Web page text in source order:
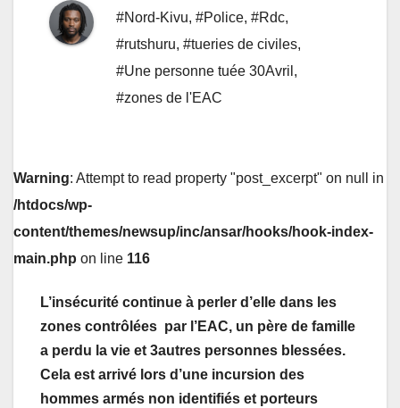
#Nord-Kivu, #Police, #Rdc,
#rutshuru, #tueries de civiles,
#Une personne tuée 30Avril ,
#zones de l'EAC
Warning: Attempt to read property "post_excerpt" on null in
/htdocs/wp-
content/themes/newsup/inc/ansar/hooks/hook-index-
main.php on line 116
L’insécurité continue à perler d’elle dans les
zones contrôlées par l’EAC, un père de famille
a perdu la vie et 3autres personnes blessées.
Cela est arrivé lors d’une incursion des
hommes armés non identifiés et porteurs